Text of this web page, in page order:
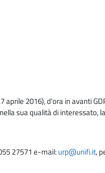
2016), d'ora in avanti
sua qualità di interessato,
27571 e-mail:urp@unifi.it,